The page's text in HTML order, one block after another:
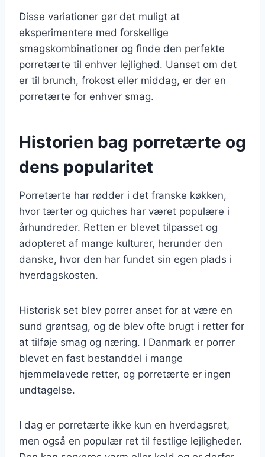
Disse variationer gør det muligt at
eksperimentere med forskellige
smagskombinationer og finde den perfekte
porretærte til enhver lejlighed. Uanset om det
er til brunch, frokost eller middag, er der en
porretærte for enhver smag.
Historien bag porretærte og
dens popularitet
Porretærte har rødder i det franske køkken,
hvor tærter og quiches har været populære i
århundreder. Retten er blevet tilpasset og
adopteret af mange kulturer, herunder den
danske, hvor den har fundet sin egen plads i
hverdagskosten.
Historisk set blev porrer anset for at være en
sund grøntsag, og de blev ofte brugt i retter for
at tilføje smag og næring. I Danmark er porrer
blevet en fast bestanddel i mange
hjemmelavede retter, og porretærte er ingen
undtagelse.
I dag er porretærte ikke kun en hverdagsret,
men også en populær ret til festlige lejligheder.